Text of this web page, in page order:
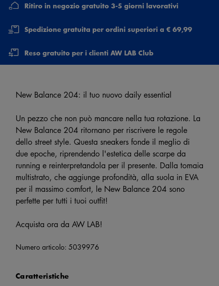
Ritiro in negozio gratuito 3-5 giorni lavorativi
Spedizione gratuita per ordini superiori a € 69,99
Reso gratuito per i clienti AW LAB Club
New Balance 204: il tuo nuovo daily essential
Un pezzo che non può mancare nella tua rotazione. La
New Balance 204 ritornano per riscrivere le regole
dello street style. Questa sneakers fonde il meglio di
due epoche, riprendendo l'estetica delle scarpe da
running e reinterpretandola per il presente. Dalla tomaia
multistrato, che aggiunge profondità, alla suola in EVA
per il massimo comfort, le New Balance 204 sono
perfette per tutti i tuoi outfit!
Acquista ora da AW LAB!
Numero articolo: 5039976
Caratteristiche